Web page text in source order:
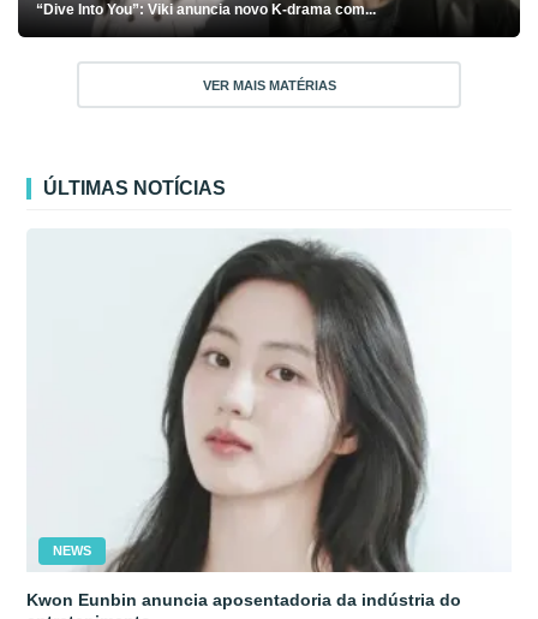
“Dive Into You”: Viki anuncia novo K-drama com...
VER MAIS MATÉRIAS
ÚLTIMAS NOTÍCIAS
NEWS
Kwon Eunbin anuncia aposentadoria da indústria do